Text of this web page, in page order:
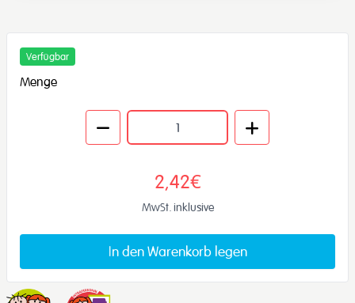
Verfügbar
Menge
2,42€
MwSt. inklusive
In den Warenkorb legen